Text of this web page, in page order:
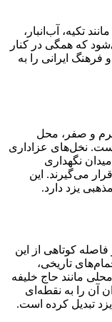
تکیه، آب‌انبار،
که همگی در کنار
ایرانی را به
و صفر، محل
نخل‌های عزاداری
نگهداری
می‌گیرند. این
یزد دارد.
فاصله کوتاهی از این
تاریخی،
مانند حاج خلیفه
آن را به نقطه‌ای
تبدیل کرده است.